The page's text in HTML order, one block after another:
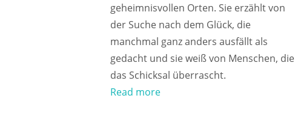
geheimnisvollen Orten. Sie erzählt von
der Suche nach dem Glück, die
manchmal ganz anders ausfällt als
gedacht und sie weiß von Menschen, die
das Schicksal überrascht.
Read more